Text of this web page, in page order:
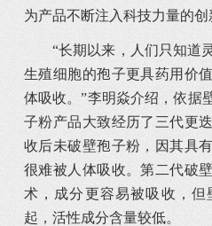
为产品不断注入科技力量的创
“长期以来，人们只知道
生殖细胞的孢子更具药用价
体吸收。”李明焱介绍，依据
子粉产品大致经历了三代更
收后未破壁孢子粉，因其具
很难被人体吸收。第二代破
术，成分更容易被吸收，
起，活性成分含量较低。